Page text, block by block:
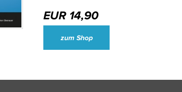
Wirtschaftsjournalisten und Unternehmenssprecher des Jahres 2024
EUR 14,90
zum Shop